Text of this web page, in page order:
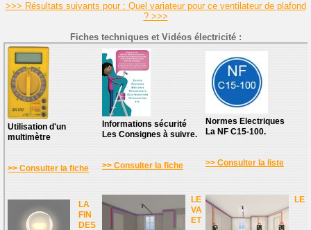
>>> Résultats suivants pour : Quel variateur pour ce ventilateur de plafond
? >>>
Fiches techniques et Vidéos électricité :
Utilisation d'un
multimètre
>> Consulter la fiche
Informations sécurité
Les Consignes à suivre.
>> Consulter la fiche
Normes Electriques
La NF C15-100.
>> Consulter la liste
LA
FIN
DES
LE
VA
ET
LE